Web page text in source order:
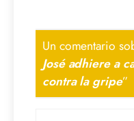
Un comentario
José adhiere a
contra la gripe”